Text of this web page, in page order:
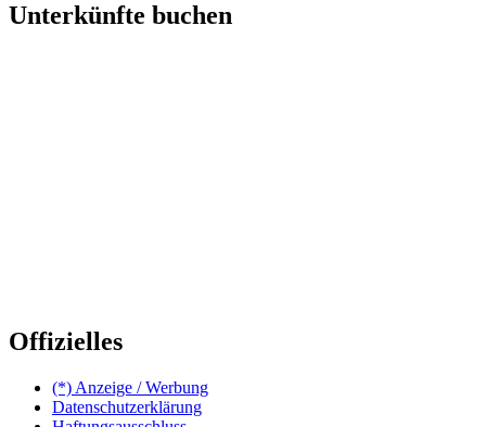
Unterkünfte buchen
Offizielles
(*) Anzeige / Werbung
Datenschutzerklärung